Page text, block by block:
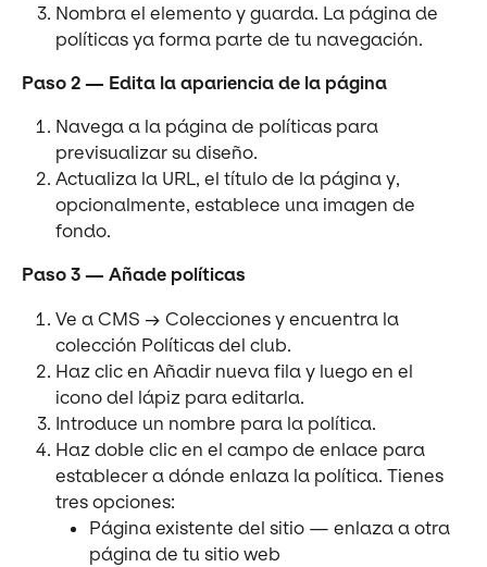
Nombra el elemento y guarda. La página de
políticas ya forma parte de tu navegación.
Paso 2 — Edita la apariencia de la página
Navega a la página de políticas para
previsualizar su diseño.
Actualiza la URL, el título de la página y,
opcionalmente, establece una imagen de
fondo.
Paso 3 — Añade políticas
Ve a CMS → Colecciones y encuentra la
colección Políticas del club.
Haz clic en Añadir nueva fila y luego en el
icono del lápiz para editarla.
Introduce un nombre para la política.
Haz doble clic en el campo de enlace para
establecer a dónde enlaza la política. Tienes
tres opciones:
Página existente del sitio — enlaza a otra
página de tu sitio web